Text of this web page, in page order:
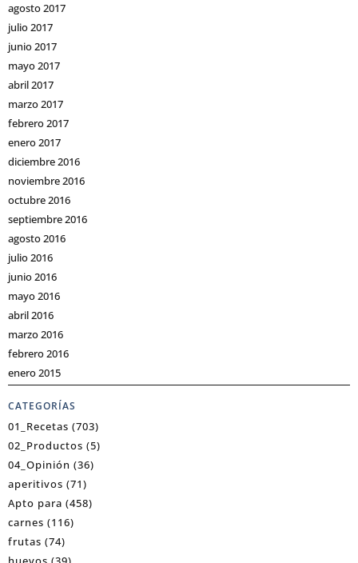
agosto 2017
julio 2017
junio 2017
mayo 2017
abril 2017
marzo 2017
febrero 2017
enero 2017
diciembre 2016
noviembre 2016
octubre 2016
septiembre 2016
agosto 2016
julio 2016
junio 2016
mayo 2016
abril 2016
marzo 2016
febrero 2016
enero 2015
CATEGORÍAS
01_Recetas (703)
02_Productos (5)
04_Opinión (36)
aperitivos (71)
Apto para (458)
carnes (116)
frutas (74)